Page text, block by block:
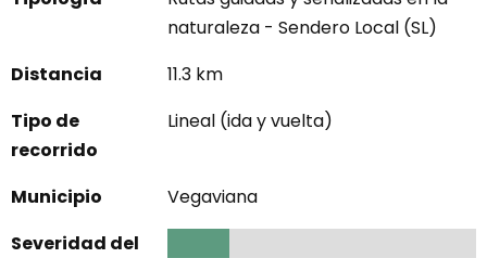
naturaleza - Sendero Local (SL)
Municipio Vegaviana
Tipo de
recorrido
Lineal (ida y vuelta)
Distancia 11.3 km
Severidad del